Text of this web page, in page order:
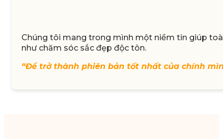
Chúng tôi mang trong mình một niềm tin giúp
như chăm sóc sắc đẹp độc tôn.
“Để trở thành phiên bản tốt nhất của chính